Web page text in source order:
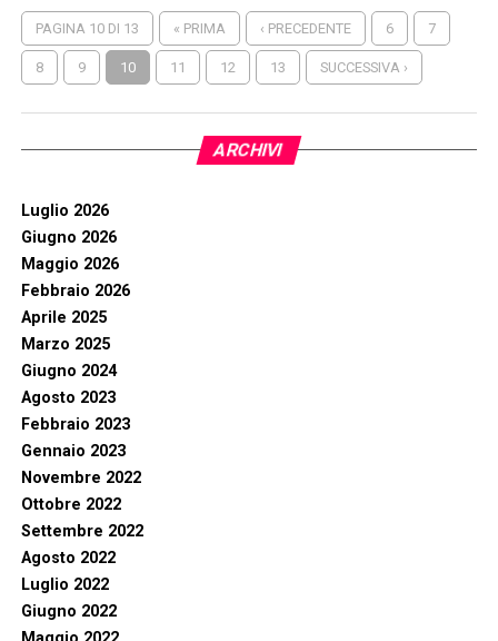
PAGINA 10 DI 13 « PRIMA ‹ PRECEDENTE 6 7
8 9 10 11 12 13 SUCCESSIVA ›
ARCHIVI
Luglio 2026
Giugno 2026
Maggio 2026
Febbraio 2026
Aprile 2025
Marzo 2025
Giugno 2024
Agosto 2023
Febbraio 2023
Gennaio 2023
Novembre 2022
Ottobre 2022
Settembre 2022
Agosto 2022
Luglio 2022
Giugno 2022